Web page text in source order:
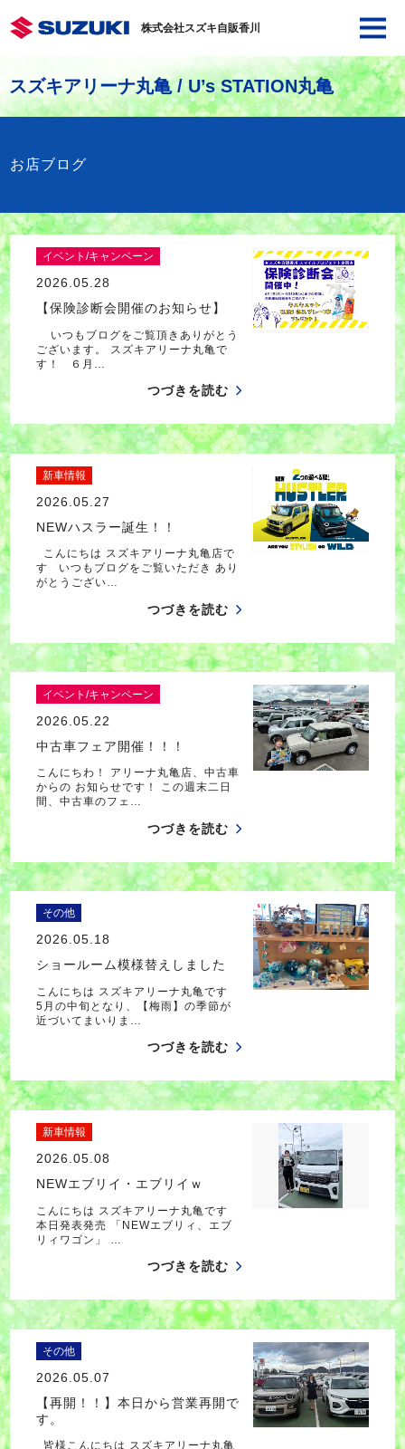
株式会社スズキ自販香川
スズキアリーナ丸亀 / U’s STATION丸亀
お店ブログ
イベント/キャンペーン
2026.05.28
【保険診断会開催のお知らせ】
いつもブログをご覧頂きありがとう
ございます。 スズキアリーナ丸亀で
す！ ６月…
つづきを読む
新車情報
2026.05.27
NEWハスラー誕生！！
こんにちは スズキアリーナ丸亀店で
す いつもブログをご覧いただき あり
がとうござい…
つづきを読む
イベント/キャンペーン
2026.05.22
中古車フェア開催！！！
こんにちわ！ アリーナ丸亀店、中古車
からの お知らせです！ この週末二日
間、中古車のフェ…
つづきを読む
その他
2026.05.18
ショールーム模様替えしました
こんにちは スズキアリーナ丸亀です
5月の中旬となり、【梅雨】の季節が
近づいてまいりま…
つづきを読む
新車情報
2026.05.08
NEWエブリイ・エブリイｗ
こんにちは スズキアリーナ丸亀です
本日発表発売 「NEWエブリィ、エブ
リィワゴン」 …
つづきを読む
その他
2026.05.07
【再開！！】本日から営業再開で
す。
皆様こんにちは スズキアリーナ丸亀